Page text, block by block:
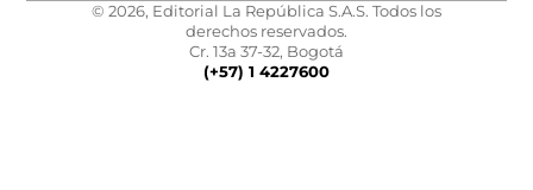
© 2026, Editorial La República S.A.S. Todos los
derechos reservados.
Cr. 13a 37-32, Bogotá
(+57) 1 4227600